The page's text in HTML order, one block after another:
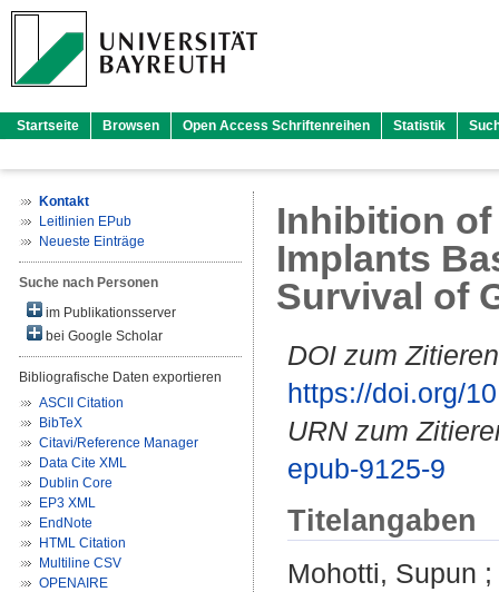
Startseite Browsen Open Access Schriftenreihen Statistik
Kontakt
Leitlinien EPub
Neueste Einträge
Suche nach Personen
im Publikationsserver
bei Google Scholar
Bibliografische Daten exportieren
ASCII Citation
BibTeX
Citavi/Reference Manager
Data Cite XML
Dublin Core
EP3 XML
EndNote
HTML Citation
Multiline CSV
OPENAIRE
Inhibition
Implants
Survival of
DOI zum
https://doi.org/
URN zum
epub-9125-9
Titelangaben
Mohotti, Supun ;